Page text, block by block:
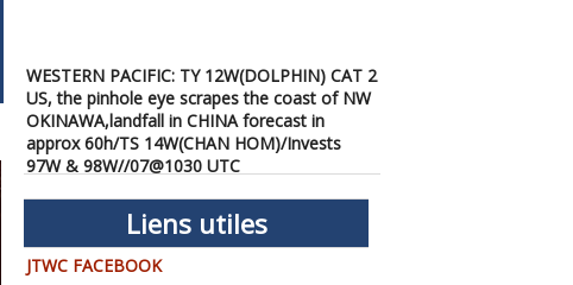
US, the pinhole eye scrapes the coast of NW
OKINAWA,landfall in CHINA forecast in
approx 60h/TS 14W(CHAN HOM)/Invests
97W & 98W//07@1030 UTC
08/07/2026 -PATRICK HOAREAU
WESTERN PACIFIC: TY 12W(DOLPHIN) down
from CAT4 US to CAT 1 in 36h, gradually
approaching OKINAWA/TS
13W(KUJIRA)/Invest 96W//05@2200 UTC
Liens utiles
JTWC FACEBOOK